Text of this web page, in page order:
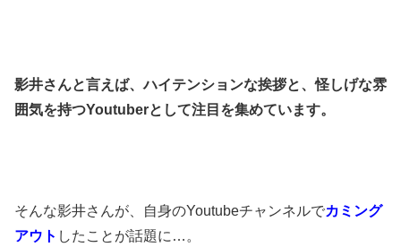
影井さんと言えば、ハイテンションな挨拶と、怪しげな雰
囲気を持つYoutuberとして注目を集めています。
そんな影井さんが、自身のYoutubeチャンネルでカミング
アウト したことが話題に…。